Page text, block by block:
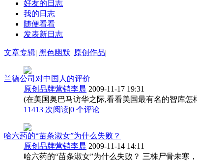
好友的日志
我的日志
随便看看
发表新日志
文章专辑| 黑色幽默| 原创作品|
兰德公司对中国人的评价
原创品牌营销李晨 2009-11-17 19:31
(在美国奥巴马访华之际,看看美国最有名的智库怎
11413 次阅读|0 个评论
哈六药的“苗条淑女”为什么失败？
原创品牌营销李晨 2009-11-14 14:11
哈六药的“苗条淑女”为什么失败？ 三株尸骨未寒